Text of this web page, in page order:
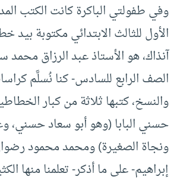
وفي طفولتي الباكرة كانت الكتب
الأول للثالث الابتدائي مكتوبة
آنذاك، هو الأستاذ عبد الرزاق محمد
الصف الرابع للسادس- كنا نُسلَّم
والنسخ، كتبها ثلاثة من كبار
حسني البابا (وهو أبو سعاد
ونجاة الصغيرة) ومحمد محمود
إبراهيم- على ما أذكر- تعلمنا منها